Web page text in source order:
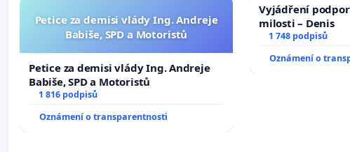
Petice za demisi vlády Ing. Andreje
Babiše, SPD a Motoristů
Petice za demisi vlády Ing. Andreje
Babiše, SPD a Motoristů
1 816 podpisů
Oznámení o transparentnosti
Vyjádření
milosti – Denis
1 748 podpisů
Oznámení o